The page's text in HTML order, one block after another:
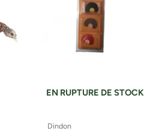
EN RUPTURE DE STOCK
Dindon